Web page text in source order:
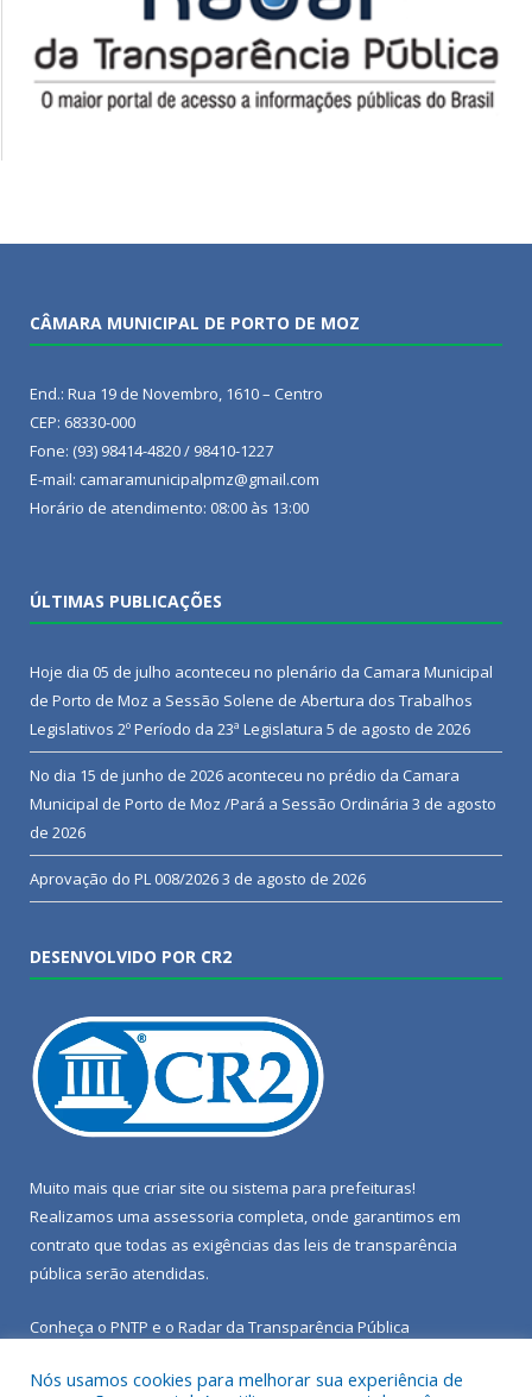
CÂMARA MUNICIPAL DE PORTO DE MOZ
End.: Rua 19 de Novembro, 1610 – Centro
CEP: 68330-000
Fone: (93) 98414-4820 / 98410-1227
E-mail: camaramunicipalpmz@gmail.com
Horário de atendimento: 08:00 às 13:00
ÚLTIMAS PUBLICAÇÕES
Hoje dia 05 de julho aconteceu no plenário da Camara Municipal
de Porto de Moz a Sessão Solene de Abertura dos Trabalhos
Legislativos 2º Período da 23ª Legislatura 5 de agosto de 2026
No dia 15 de junho de 2026 aconteceu no prédio da Camara
Municipal de Porto de Moz /Pará a Sessão Ordinária 3 de agosto
de 2026
Aprovação do PL 008/20263 de agosto de 2026
DESENVOLVIDO POR CR2
Muito mais que criar site ou sistema para prefeituras!
Realizamos uma assessoria completa, onde garantimos em
contrato que todas as exigências das leis de transparência
pública serão atendidas.
Conheça o PNTP e o Radar da Transparência Pública
Nós usamos cookies para melhorar sua experiência de